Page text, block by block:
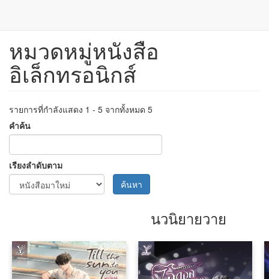
ข้าม
เนื้อหา
หมวดหมู่หนังสือ
อิเล็กทรอนิกส์
รายการที่กำลังแสดง 1 - 5 จากทั้งหมด 5
คำค้น
เรียงลำดับตาม
ค้นหา
นวนิยายวาย